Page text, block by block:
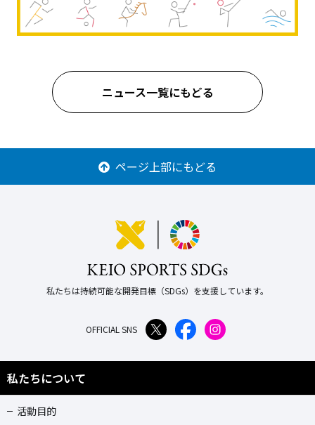
ニュース一覧にもどる
ページ上部にもどる
私たちは持続可能な開発目標（SDGs）を支援しています。
OFFICIAL SNS
私たちについて
活動目的